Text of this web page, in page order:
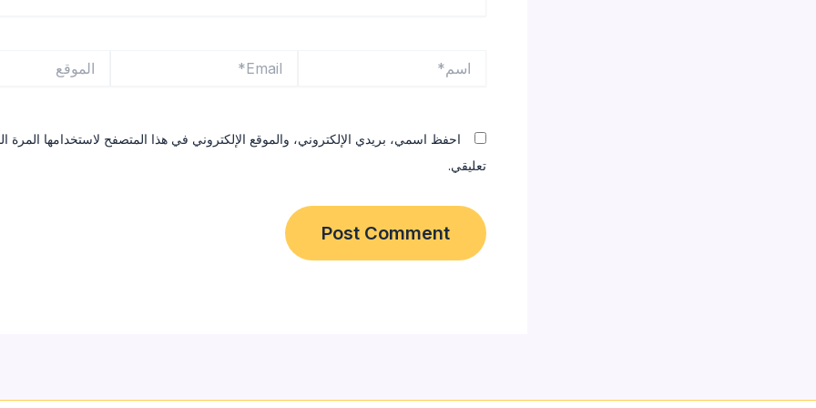
احفظ اسمي، بريدي الإلكتروني، والموقع الإلكتروني في هذا المتصفح لاستخدامها المرة
تعليقي.